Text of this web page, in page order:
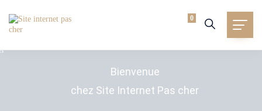
0
Bienvenue
chez Site Internet Pas cher